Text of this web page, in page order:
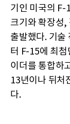
기인 미국의 F-
크기와 확장성,
출발했다. 기술
터 F-15에 최첨
이더를 통합하
13년이나 뒤처
다.